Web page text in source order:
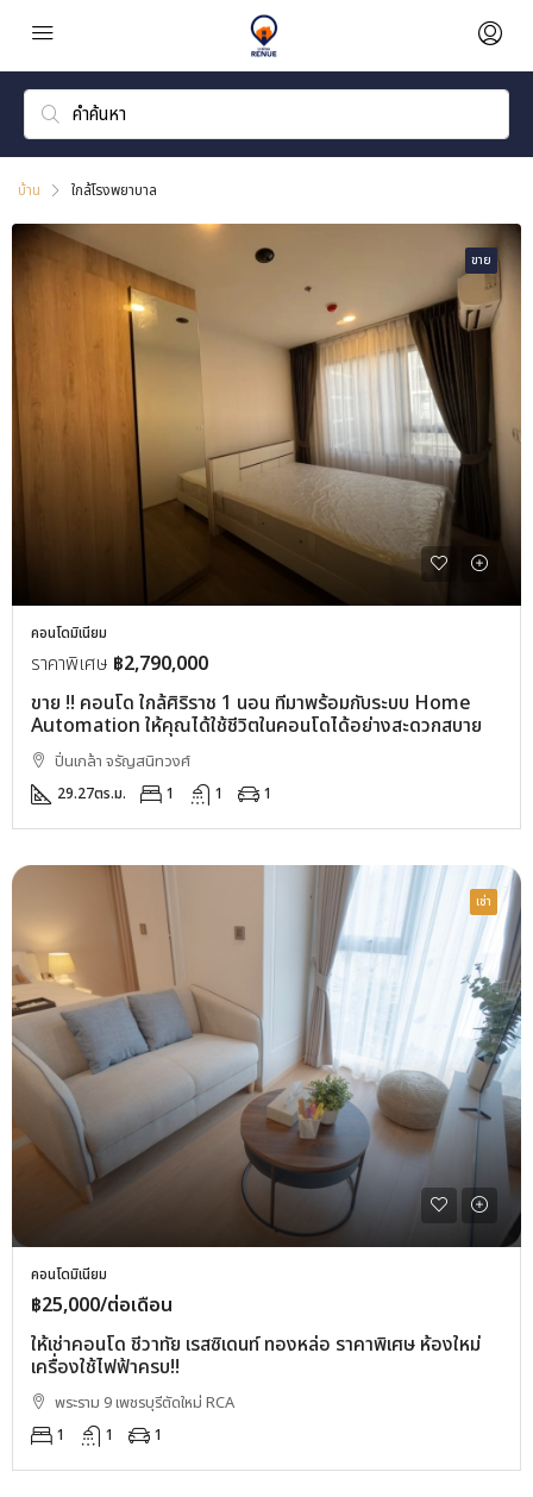
บ้าน ใกล้โรงพยาบาล
ขาย
คอนโดมิเนียม
ราคาพิเศษ ฿2,790,000
ขาย !! คอนโด ใกล้ศิริราช 1 นอน ที่มาพร้อมกับระบบ Home
Automation ให้คุณได้ใช้ชีวิตในคอนโดได้อย่างสะดวกสบาย
ปิ่นเกล้า จรัญสนิทวงศ์
29.27ตร.ม. 1 1 1
เช่า
คอนโดมิเนียม
฿25,000/ต่อเดือน
ให้เช่าคอนโด ชีวาทัย เรสซิเดนท์ ทองหล่อ ราคาพิเศษ ห้องใหม่
เครื่องใช้ไฟฟ้าครบ!!
พระราม 9 เพชรบุรีตัดใหม่ RCA
1 1 1